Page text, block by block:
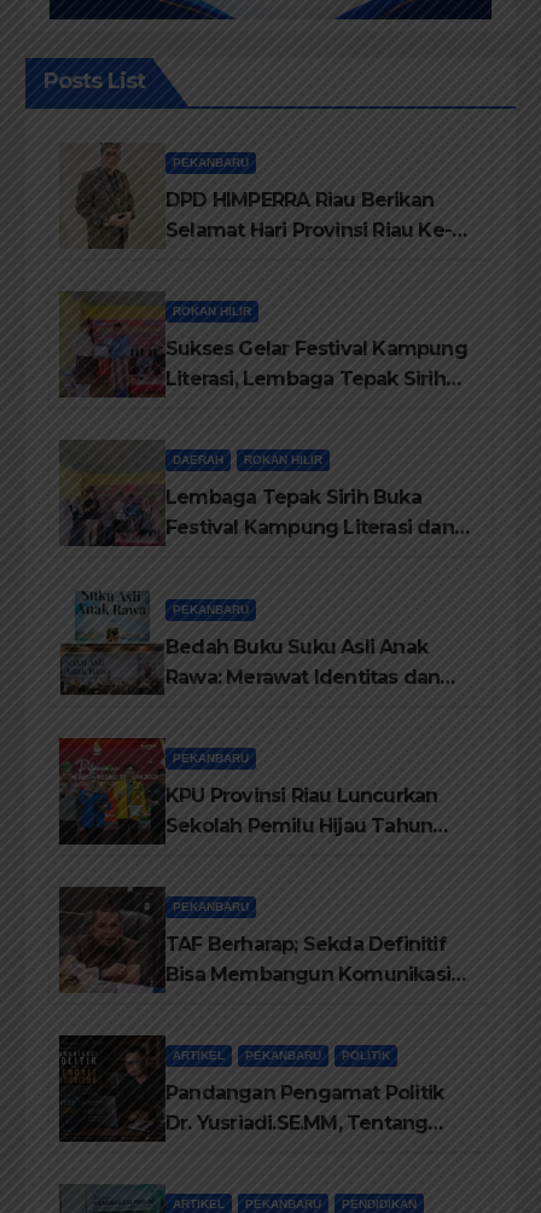
Posts List
PEKANBARU
DPD HIMPERRA Riau Berikan
Selamat Hari Provinsi Riau Ke-
ROKAN HILIR
Sukses Gelar Festival Kampung
Literasi, Lembaga Tepak Sirih
DAERAH ROKAN HILIR
Lembaga Tepak Sirih Buka
Festival Kampung Literasi dan
PEKANBARU
Bedah Buku Suku Asli Anak
Rawa: Merawat Identitas dan
PEKANBARU
KPU Provinsi Riau Luncurkan
Sekolah Pemilu Hijau Tahun
Lingkungan
PEKANBARU
TAF Berharap; Sekda Definitif
Bisa Membangun Komunikasi
ARTIKEL PEKANBARU POLITIK
Pandangan Pengamat Politik
Dr. Yusriadi.SE.MM, Tentang
ARTIKEL PEKANBARU PENDIDIKAN